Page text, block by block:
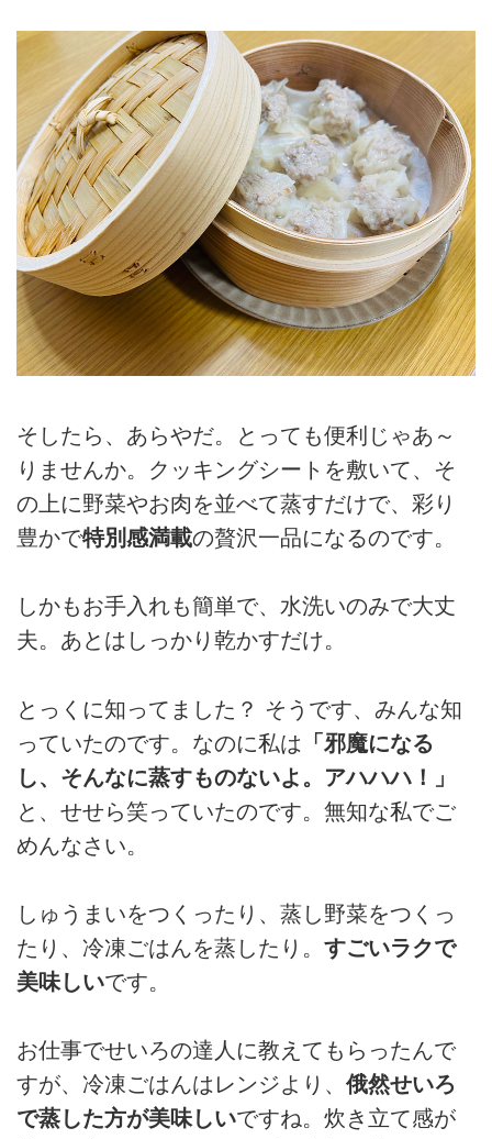
そしたら、あらやだ。とっても便利じゃあ～
りませんか。クッキングシートを敷いて、そ
の上に野菜やお肉を並べて蒸すだけで、彩り
豊かで特別感満載の贅沢一品になるのです。
しかもお手入れも簡単で、水洗いのみで大丈
夫。あとはしっかり乾かすだけ。
とっくに知ってました？ そうです、みんな知
っていたのです。なのに私は 「邪魔になる
し、そんなに蒸すものないよ。アハハハ！」
と、せせら笑っていたのです。無知な私でご
めんなさい。
しゅうまいをつくったり、蒸し野菜をつくっ
たり、冷凍ごはんを蒸したり。 すごいラクで
美味しいです。
お仕事でせいろの達人に教えてもらったんで
すが、冷凍ごはんはレンジより、 俄然せいろ
で蒸した方が美味しいですね。炊き立て感が